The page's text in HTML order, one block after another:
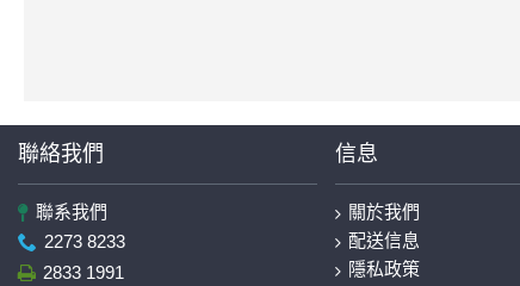
聯絡我們
聯系我們
2273 8233
2833 1991
信息
關於我們
配送信息
隱私政策